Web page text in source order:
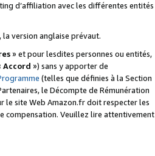
d’affiliation avec les différentes entités
la version anglaise prévaut.
» et pour lesdites personnes ou entités,
Accord ») sans y apporter de
(telles que définies à la Section
le Décompte de Rémunération
le site Web Amazon.fr doit respecter les
compensation. Veuillez lire attentivement